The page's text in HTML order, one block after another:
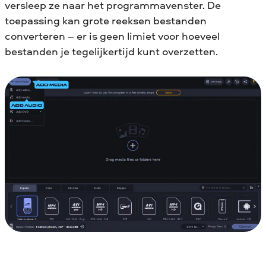
versleep ze naar het programmavenster. De
toepassing kan grote reeksen bestanden
converteren – er is geen limiet voor hoeveel
bestanden je tegelijkertijd kunt overzetten.